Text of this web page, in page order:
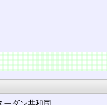
ーダン共和国